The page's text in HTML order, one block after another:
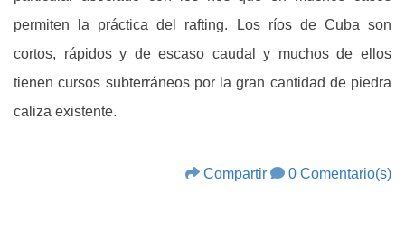
permiten la práctica del rafting. Los ríos de Cuba son
cortos, rápidos y de escaso caudal y muchos de ellos
tienen cursos subterráneos por la gran cantidad de piedra
caliza existente.
Compartir 0 Comentario(s)